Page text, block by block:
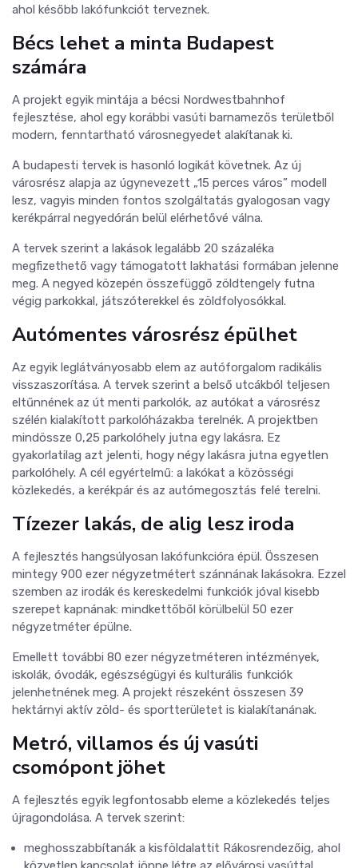
ahol később lakófunkciót terveznek.
Bécs lehet a minta Budapest
számára
A projekt egyik mintája a bécsi Nordwestbahnhof
fejlesztése, ahol egy korábbi vasúti barnamezős területből
modern, fenntartható városnegyedet alakítanak ki.
A budapesti tervek is hasonló logikát követnek. Az új
városrész alapja az úgynevezett „15 perces város” modell
lesz, vagyis minden fontos szolgáltatás gyalogosan vagy
kerékpárral negyedórán belül elérhetővé válna.
A tervek szerint a lakások legalább 20 százaléka
megfizethető vagy támogatott lakhatási formában jelenne
meg. A negyed közepén összefüggő zöldtengely futna
végig parkokkal, játszóterekkel és zöldfolyosókkal.
Autómentes városrész épülhet
Az egyik leglátványosabb elem az autóforgalom radikális
visszaszorítása. A tervek szerint a belső utcákból teljesen
eltűnnének az út menti parkolók, az autókat a városrész
szélén kialakított parkolóházakba terelnék. A projektben
mindössze 0,25 parkolóhely jutna egy lakásra. Ez
gyakorlatilag azt jelenti, hogy négy lakásra jutna egyetlen
parkolóhely. A cél egyértelmű: a lakókat a közösségi
közlekedés, a kerékpár és az autómegosztás felé terelni.
Tízezer lakás, de alig lesz iroda
A fejlesztés hangsúlyosan lakófunkcióra épül. Összesen
mintegy 900 ezer négyzetmétert szánnának lakásokra. Ezzel
szemben az irodák és kereskedelmi funkciók jóval kisebb
szerepet kapnának: mindkettőből körülbelül 50 ezer
négyzetméter épülne.
Emellett további 80 ezer négyzetméteren intézmények,
iskolák, óvodák, egészségügyi és kulturális funkciók
jelenhetnének meg. A projekt részeként összesen 39
hektárnyi aktív zöld- és sportterületet is kialakítanának.
Metró, villamos és új vasúti
csomópont jöhet
A fejlesztés egyik legfontosabb eleme a közlekedés teljes
újragondolása. A tervek szerint:
meghosszabbítanák a kisföldalattit Rákosrendezőig, ahol